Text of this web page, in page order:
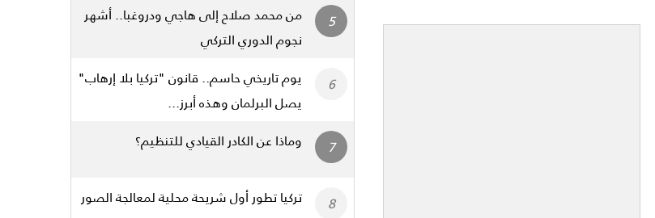
من محمد صلاح إلى هاجي ودروغبا.. أشهر
نجوم الدوري التركي
يوم تاريخي حاسم.. قانون "تركيا بلا إرهاب"
يصل البرلمان وهذه أبرز...
وماذا عن الكادر القيادي للتنظيم؟
تركيا تطور أول شريحة محلية لمعالجة الصور